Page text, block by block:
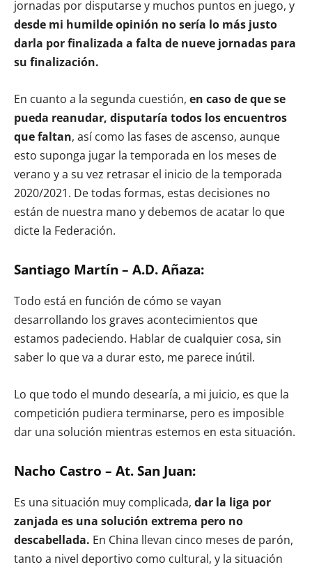
jornadas por disputarse y muchos puntos en juego, y
desde mi humilde opinión no sería lo más justo
darla por finalizada a falta de nueve jornadas para
su finalización.
En cuanto a la segunda cuestión, en caso de que se
pueda reanudar, disputaría todos los encuentros
que faltan, así como las fases de ascenso, aunque
esto suponga jugar la temporada en los meses de
verano y a su vez retrasar el inicio de la temporada
2020/2021. De todas formas, estas decisiones no
están de nuestra mano y debemos de acatar lo que
dicte la Federación.
Santiago Martín – A.D. Añaza:
Todo está en función de cómo se vayan
desarrollando los graves acontecimientos que
estamos padeciendo. Hablar de cualquier cosa, sin
saber lo que va a durar esto, me parece inútil.
Lo que todo el mundo desearía, a mi juicio, es que la
competición pudiera terminarse, pero es imposible
dar una solución mientras estemos en esta situación.
Nacho Castro – At. San Juan:
Es una situación muy complicada, dar la liga por
zanjada es una solución extrema pero no
descabellada. En China llevan cinco meses de parón,
tanto a nivel deportivo como cultural, y la situación